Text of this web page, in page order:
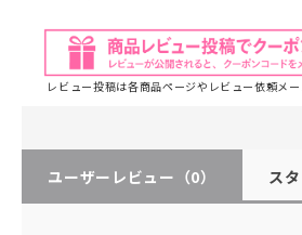
レビュー投稿は各商品ページやレビュー依頼メー
ユーザーレビュー （0） ス